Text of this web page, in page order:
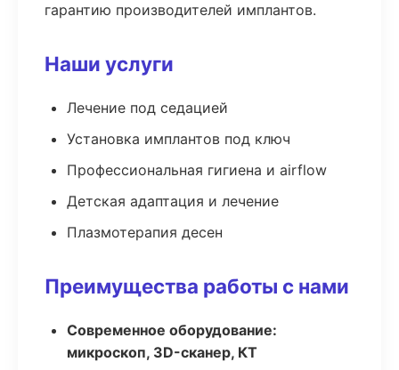
гарантию производителей имплантов.
Наши услуги
Лечение под седацией
Установка имплантов под ключ
Профессиональная гигиена и airflow
Детская адаптация и лечение
Плазмотерапия десен
Преимущества работы с нами
Современное оборудование:
микроскоп, 3D-сканер, КТ